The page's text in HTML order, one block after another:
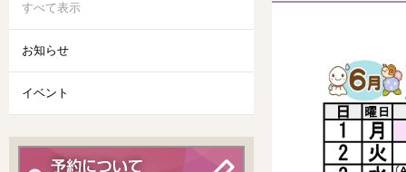
すべて表示
お知らせ
イベント